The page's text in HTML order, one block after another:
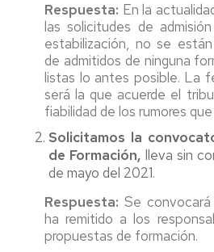
Respuesta: En la
las solicitudes de
estabilización, no se
de admitidos de ninguna
listas lo antes posible. La
será la que acuerde el
fiabilidad de los rumores
Solicitamos la
de Formación, lleva sin
de mayo del 2021.
Respuesta: Se
ha remitido a los
propuestas de formación.